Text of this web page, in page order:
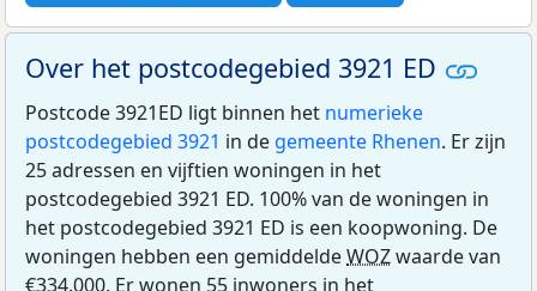
Over het postcodegebied 3921 ED
Postcode 3921ED ligt binnen het numerieke
postcodegebied 3921 in de gemeente Rhenen. Er zijn
25 adressen en vijftien woningen in het
postcodegebied 3921 ED. 100% van de woningen in
het postcodegebied 3921 ED is een koopwoning. De
woningen hebben een gemiddeldeWOZwaarde van
€334.000. Er wonen 55 inwoners in het